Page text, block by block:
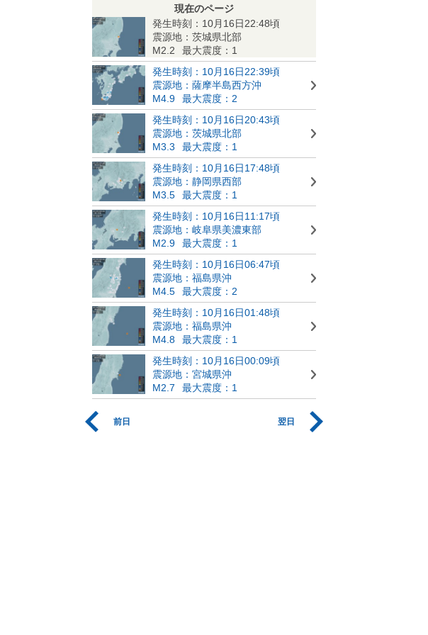
現在のページ
発生時刻：10月16日22:48頃
震源地：茨城県北部
M2.2
最大震度：1
発生時刻：10月16日22:39頃
震源地：薩摩半島西方沖
M4.9
最大震度：2
発生時刻：10月16日20:43頃
震源地：茨城県北部
M3.3
最大震度：1
発生時刻：10月16日17:48頃
震源地：静岡県西部
M3.5
最大震度：1
発生時刻：10月16日11:17頃
震源地：岐阜県美濃東部
M2.9
最大震度：1
発生時刻：10月16日06:47頃
震源地：福島県沖
M4.5
最大震度：2
発生時刻：10月16日01:48頃
震源地：福島県沖
M4.8
最大震度：1
発生時刻：10月16日00:09頃
震源地：宮城県沖
M2.7
最大震度：1
前日 翌日